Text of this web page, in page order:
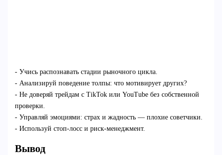
- Учись распознавать стадии рыночного цикла.
- Анализируй поведение толпы: что мотивирует других?
- Не доверяй трейдам с TikTok или YouTube без собственной
проверки.
- Управляй эмоциями: страх и жадность — плохие советчики.
- Используй стоп-лосс и риск-менеджмент.
Вывод